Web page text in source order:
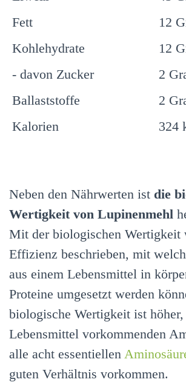
Fett
12
Kohlehydrate
12
- davon Zucker
2
Ballaststoffe
2
Kalorien
324
Neben den Nährwerten ist die
Wertigkeit von Lupinenmehl
Mit der biologischen Wertigkeit
Effizienz beschrieben, mit
aus einem Lebensmittel in
Proteine umgesetzt werden
biologische Wertigkeit ist
Lebensmittel vorkommenden
alle acht essentiellen
guten Verhältnis vorkommen.